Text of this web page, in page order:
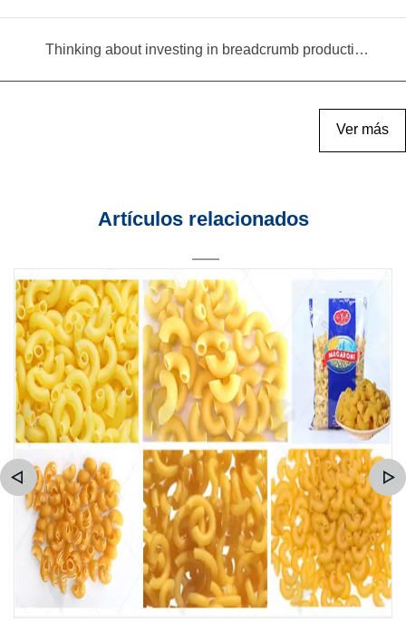
Thinking about investing in breadcrumb production? Read this equipment selection guide before you decide
Ver más
Artículos relacionados